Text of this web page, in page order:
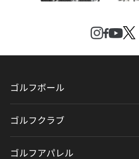
ゴルフボール
ゴルフクラブ
ゴルフアパレル